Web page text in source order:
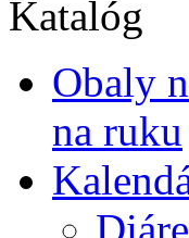
Katalóg
Obaly
na ruku